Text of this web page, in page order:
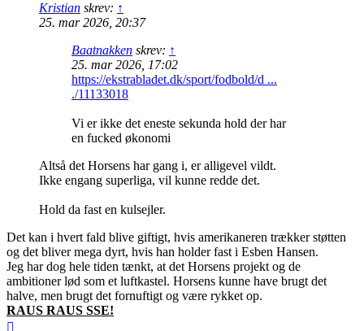
Kristian skrev: ↑
25. mar 2026, 20:37
Baatnakken skrev: ↑
25. mar 2026, 17:02
https://ekstrabladet.dk/sport/fodbold/d ...
./11133018
Vi er ikke det eneste sekunda hold der har
en fucked økonomi
Altså det Horsens har gang i, er alligevel vildt.
Ikke engang superliga, vil kunne redde det.
Hold da fast en kulsejler.
Det kan i hvert fald blive giftigt, hvis amerikaneren trækker støtten
og det bliver mega dyrt, hvis han holder fast i Esben Hansen.
Jeg har dog hele tiden tænkt, at det Horsens projekt og de
ambitioner lød som et luftkastel. Horsens kunne have brugt det
halve, men brugt det fornuftigt og være rykket op.
RAUS RAUS SSE!